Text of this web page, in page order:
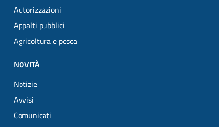
Autorizzazioni
Appalti pubblici
Agricoltura e pesca
NOVITÀ
Notizie
Avvisi
Comunicati